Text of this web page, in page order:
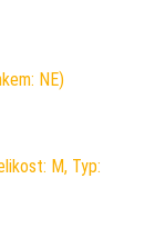
NE)
M, Typ: